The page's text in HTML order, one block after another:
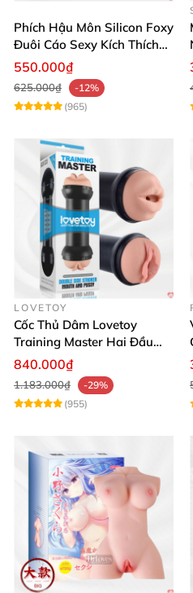
Phích Hậu Môn Silicon Foxy
Đuôi Cáo Sexy Kích Thích
Đỉnh Cao
550.000₫
625.000₫
-12%
(965)
LOVETOY
Cốc Thủ Dâm Lovetoy
Training Master Hai Đầu
Siêu Thật, Tăng Khoái Cảm
840.000₫
1.183.000₫
-29%
(955)